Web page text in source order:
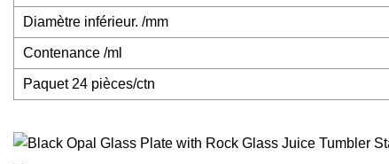
Diamètre inférieur. /mm
Contenance /ml
Paquet 24 pièces/ctn